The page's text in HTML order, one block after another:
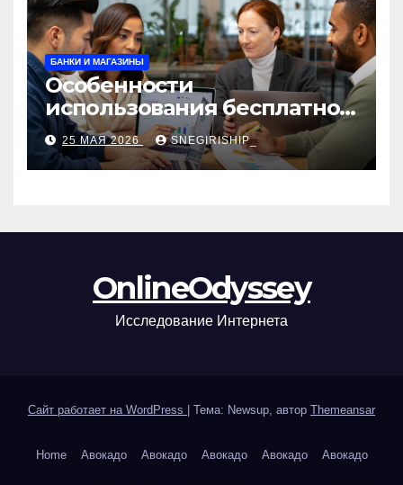
БАНКИ И МАГАЗИНЫ
Особенности
использования бесплатной
версии программ для
автоматизации и
управления предприятием
25 МАЯ 2026 SNEGIRISHIP_
OnlineOdyssey
Исследование Интернета
Сайт работает на WordPress Тема: Newsup, автор Themeansar
Home Авокадо Авокадо Авокадо Авокадо Авокадо